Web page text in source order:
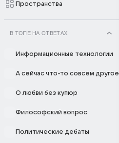
Пространства
В ТОПЕ НА ОТВЕТАХ
Информационные технологии
А сейчас что-то совсем другое
О любви без купюр
Философский вопрос
Политические дебаты